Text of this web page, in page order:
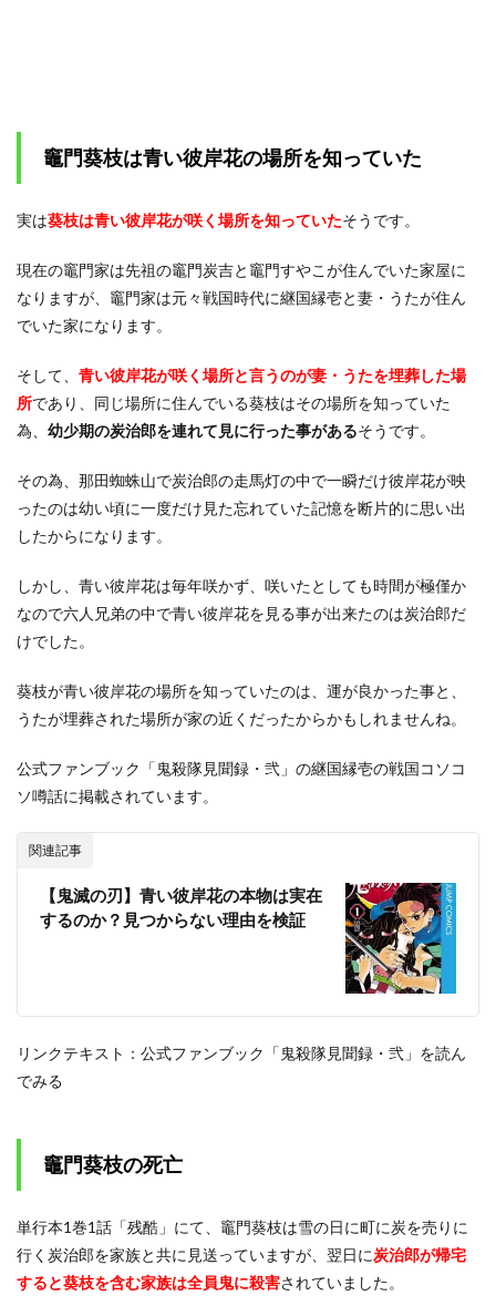
ロフ
青い
花に
つい
ての
まと
竈門葵枝は青い彼岸花の場所を知っていた
実は葵枝は青い彼岸花が咲く場所を知っていたそうです。
現在の竈門家は先祖の竈門炭吉と竈門すやこが住んでいた家屋に
なりますが、竈門家は元々戦国時代に継国縁壱と妻・うたが住ん
でいた家になります。
そして、 青い彼岸花が咲く場所と言うのが妻・うたを埋葬した場
所であり、同じ場所に住んでいる葵枝はその場所を知っていた
為、 幼少期の炭治郎を連れて見に行った事があるそうです。
その為、那田蜘蛛山で炭治郎の走馬灯の中で一瞬だけ彼岸花が映
ったのは幼い頃に一度だけ見た忘れていた記憶を断片的に思い出
したからになります。
しかし、青い彼岸花は毎年咲かず、咲いたとしても時間が極僅か
なので六人兄弟の中で青い彼岸花を見る事が出来たのは炭治郎だ
けでした。
葵枝が青い彼岸花の場所を知っていたのは、運が良かった事と、
うたが埋葬された場所が家の近くだったからかもしれませんね。
公式ファンブック「鬼殺隊見聞録・弐」の継国縁壱の戦国コソコ
ソ噂話に掲載されています。
関連記事
【鬼滅の刃】青い彼岸花の本物は実在
するのか？見つからない理由を検証
リンクテキスト：公式ファンブック「鬼殺隊見聞録・弐」を読ん
でみる
竈門葵枝の死亡
単行本1巻1話「残酷」にて、竈門葵枝は雪の日に町に炭を売りに
行く炭治郎を家族と共に見送っていますが、翌日に炭治郎が帰宅
すると葵枝を含む家族は全員鬼に殺害されていました。